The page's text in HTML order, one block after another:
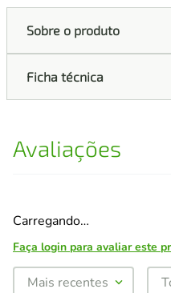
Sobre o produto
Ficha técnica
Avaliações
Carregando…
Faça login para avaliar este
Mais recentes